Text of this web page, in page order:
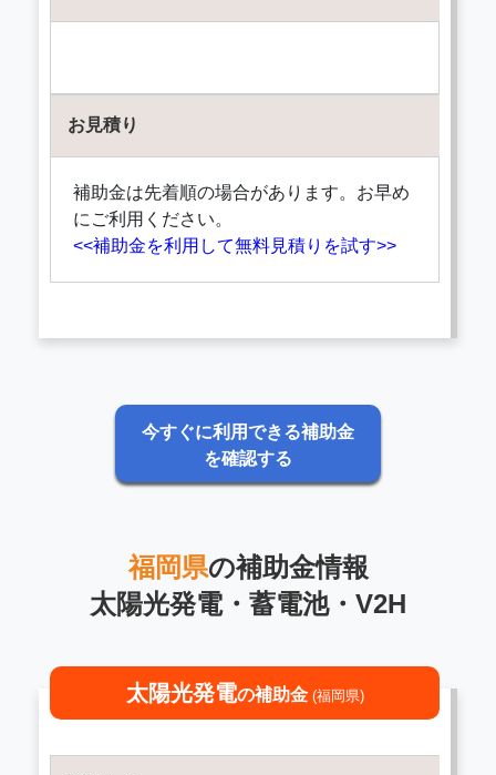
お見積り
補助金は先着順の場合があります。お早め
にご利用ください。
<<補助金を利用して無料見積りを試す>>
今すぐに利用できる補助金
を確認する
福岡県の補助金情報
太陽光発電・蓄電池・V2H
太陽光発電の補助金 (福岡県)